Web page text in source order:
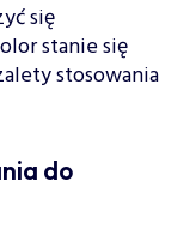
się
stanie się
stosowania
do